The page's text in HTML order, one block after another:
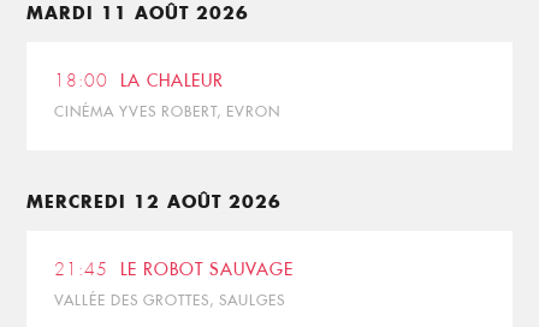
MARDI 11 AOÛT 2026
18:00 LA CHALEUR
CINÉMA YVES ROBERT, EVRON
MERCREDI 12 AOÛT 2026
21:45 LE ROBOT SAUVAGE
VALLÉE DES GROTTES, SAULGES